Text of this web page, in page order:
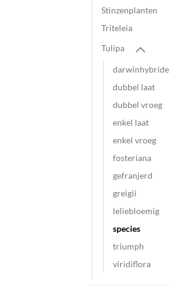
Stinzenplanten
Triteleia
Tulipa
darwinhybride
dubbel laat
dubbel vroeg
enkel laat
enkel vroeg
fosteriana
gefranjerd
greigii
leliebloemig
species
triumph
viridiflora